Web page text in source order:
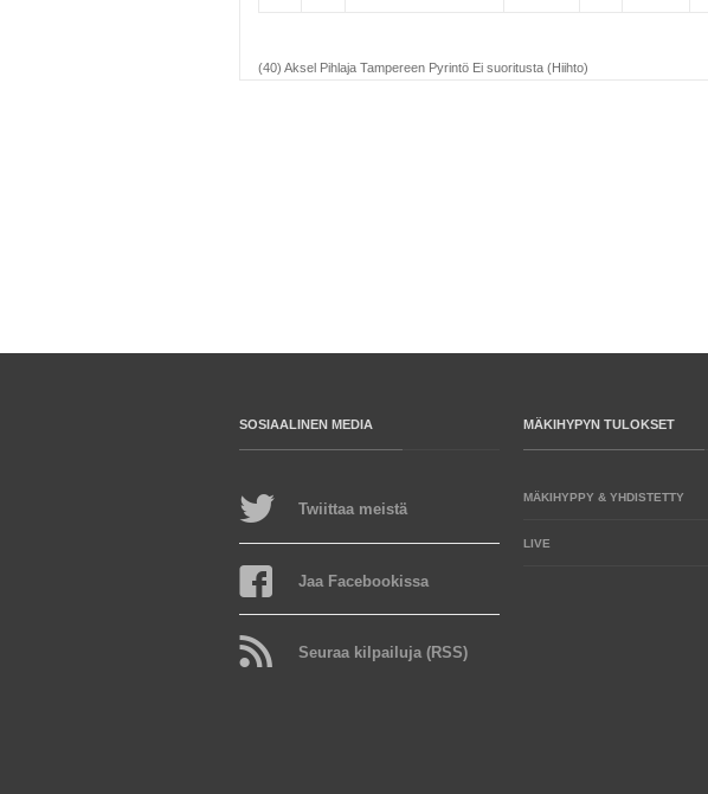
(40) Aksel Pihlaja Tampereen Pyrintö Ei suoritusta (Hiihto)
SOSIAALINEN MEDIA
Twiittaa meistä
Jaa Facebookissa
Seuraa kilpailuja (RSS)
MÄKIHYPYN TULOKSET
MÄKIHYPPY & YHDISTETTY
LIVE